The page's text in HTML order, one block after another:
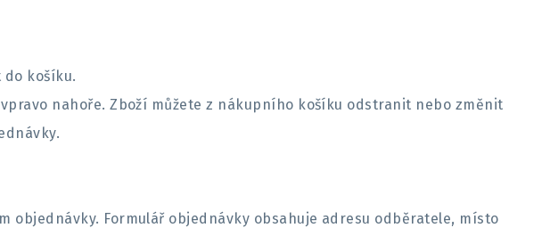
košíku.
nahoře. Zboží můžete z nákupního košíku odstranit nebo změnit
objednávky. Formulář objednávky obsahuje adresu odběratele, místo